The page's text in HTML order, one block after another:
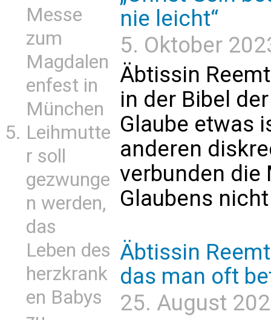
Messe
zum
Magdalen
enfest in
München
Leihmutte
r soll
gezwunge
n werden,
das
Leben des
herzkrank
en Babys
nie leicht“
5. Oktober
Äbtissin
in der Bibel
Glaube etwas
anderen
verbunden die
Glaubens
Äbtissin
das man oft
25. August